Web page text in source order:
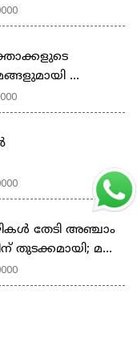
...
തേടി അഞ്ചാം
മ...